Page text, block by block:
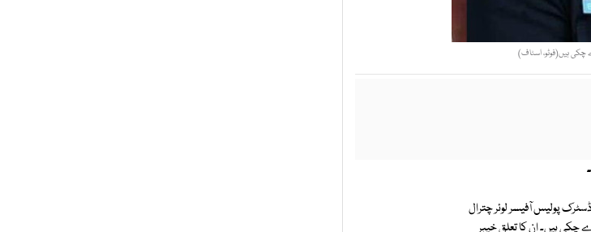
چکی ہیں(فوٹو، اسٹاف)
گریڈ18 کی ایس پی سونیا شمروز کو ڈسٹرک پولیس آفیسر لوئر چترال
چکی ہیں۔ ان کا تعلق خیبر